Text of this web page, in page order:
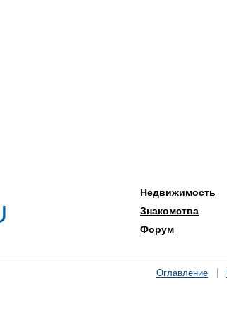
Недвижимость
Знакомства
Форум
Оглавление